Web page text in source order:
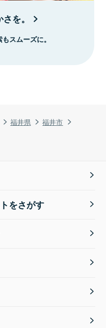
福井県
福井市
を。
スムーズに。
をさがす